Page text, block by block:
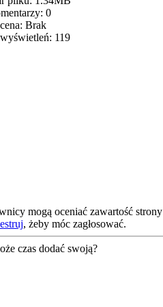
0
Brak
119
mogą oceniać zawartość strony
, żeby móc zagłosować.
czas dodać swoją?